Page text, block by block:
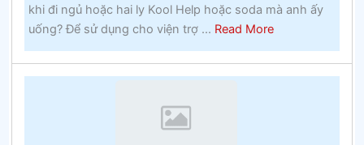
giáo
vào
những
khi đi ngủ hoặc hai ly Kool Help hoặc soda mà anh ấy
uống? Để sử dụng cho viện trợ ... Read Moreabout
Hoạt
động